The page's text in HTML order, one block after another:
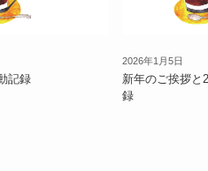
記録
新年のご挨拶と
録
2026年1月5日